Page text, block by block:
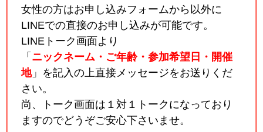
女性の方はお申し込みフォームから以外に
LINEでの直接のお申し込みが可能です。
LINEトーク画面より
「 ニックネーム・ご年齢・参加希望日・開催
地」を記入の上直接メッセージをお送りくだ
さい。
尚、トーク画面は１対１トークになっており
ますのでどうぞご安心下さいませ。